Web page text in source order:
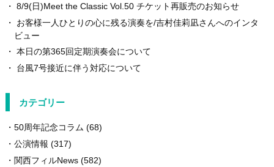
8/9(日)Meet the Classic Vol.50 チケット再販売のお知らせ
お客様一人ひとりの心に残る演奏を/吉村佳莉凪さんへのインタ
ビュー
本日の第365回定期演奏会について
台風7号接近に伴う対応について
カテゴリー
50周年記念コラム (68)
公演情報 (317)
関西フィルNews(582)